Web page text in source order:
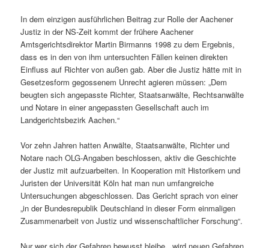
In dem einzigen ausführlichen Beitrag zur Rolle der Aachener
Justiz in der NS-Zeit kommt der frühere Aachener
Amtsgerichtsdirektor Martin Birmanns 1998 zu dem Ergebnis,
dass es in den von ihm untersuchten Fällen keinen direkten
Einfluss auf Richter von außen gab. Aber die Justiz hätte mit in
Gesetzesform gegossenem Unrecht agieren müssen: „Dem
beugten sich angepasste Richter, Staatsanwälte, Rechtsanwälte
und Notare in einer angepassten Gesellschaft auch im
Landgerichtsbezirk Aachen.“
Vor zehn Jahren hatten Anwälte, Staatsanwälte, Richter und
Notare nach OLG-Angaben beschlossen, aktiv die Geschichte
der Justiz mit aufzuarbeiten. In Kooperation mit Historikern und
Juristen der Universität Köln hat man nun umfangreiche
Untersuchungen abgeschlossen. Das Gericht sprach von einer
„in der Bundesrepublik Deutschland in dieser Form einmaligen
Zusammenarbeit von Justiz und wissenschaftlicher Forschung“.